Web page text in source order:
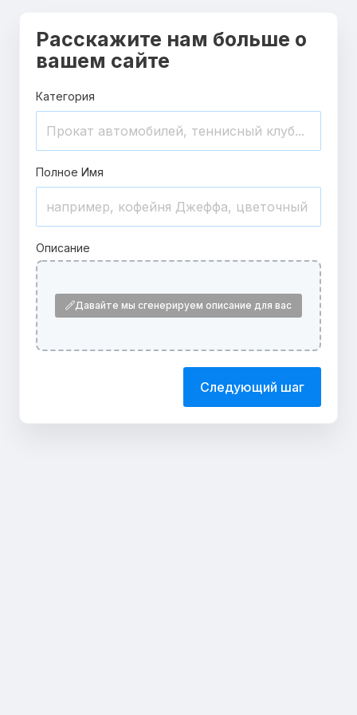
Расскажите нам больше о
вашем сайте
Категория
Полное Имя
Описание
Давайте мы сгенерируем описание для вас
Следующий шаг